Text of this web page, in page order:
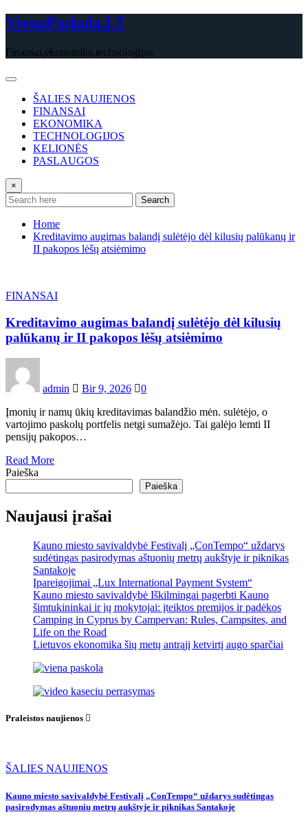
Skip
to
VienaPaskola.LT
Finansai,ekonomika,technologijos
ŠALIES NAUJIENOS
FINANSAI
EKONOMIKA
TECHNOLOGIJOS
KELIONĖS
PASLAUGOS
×
Search
Home
Kreditavimo augimas balandį sulėtėjo dėl kilusių palūkanų ir
II pakopos lėšų atsiėmimo
FINANSAI
Kreditavimo augimas balandį sulėtėjo dėl kilusių
palūkanų ir II pakopos lėšų atsiėmimo
admin Bir 9, 2026
0
Įmonių ir namų ūkių kreditavimas balandžio mėn. sulėtėjo, o
vartojimo paskolų portfelis netgi sumažėjo. Tai galėjo lemti II
pensijų pakopos…
Read More
Paieška
Paieška
Naujausi įrašai
Kauno miesto savivaldybė Festivalį „ConTempo“ uždarys
sudėtingas pasirodymas aštuonių metrų aukštyje ir piknikas
Santakoje
Įpareigojimai „Lux International Payment System“
Kauno miesto savivaldybė Iškilmingai pagerbti Kauno
šimtukininkai ir jų mokytojai: įteiktos premijos ir padėkos
Camping in Cyprus by Campervan: Rules, Campsites, and
Life on the Road
Lietuvos ekonomika šių metų antrąjį ketvirtį augo sparčiai
Praleistos naujienos
ŠALIES NAUJIENOS
Kauno miesto savivaldybė Festivalį „ConTempo“ uždarys sudėtingas
pasirodymas aštuonių metrų aukštyje ir piknikas Santakoje